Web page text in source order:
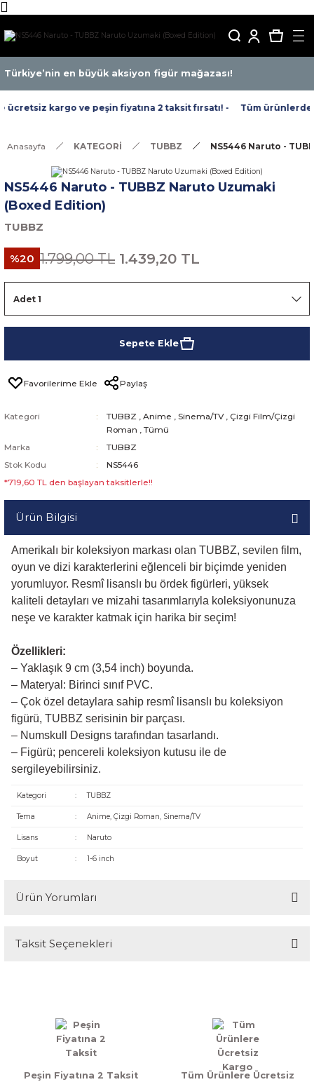
Türkiye’nin en büyük aksiyon figür mağazası!
kargo ve peşin fiyatına 2 taksit fırsatı! - Tüm ürünlerde
Anasayfa KATEGORİ TUBBZ NS5446 Naruto -
NS5446 Naruto - TUBBZ Naruto Uzumaki
(Boxed Edition)
TUBBZ
%20 1.799,00 TL 1.439,20 TL
Sepete Ekle
Paylaş
Kategori TUBBZ , Anime , Sinema/TV , Çizgi Film/Çizgi
Roman , Tümü
Marka
TUBBZ
Stok Kodu
NS5446
*719,60 TL den başlayan taksitlerle!!
Ürün Bilgisi
Amerikalı bir koleksiyon markası olan TUBBZ, sevilen film,
oyun ve dizi karakterlerini eğlenceli bir biçimde yeniden
yorumluyor. Resmî lisanslı bu ördek figürleri, yüksek
kaliteli detayları ve mizahi tasarımlarıyla koleksiyonunuza
neşe ve karakter katmak için harika bir seçim!
Özellikleri:
– Yaklaşık 9 cm (3,54 inch) boyunda.
– Materyal: Birinci sınıf PVC.
– Çok özel detaylara sahip resmî lisanslı bu koleksiyon
figürü, TUBBZ serisinin bir parçası.
– Numskull Designs tarafından tasarlandı.
– Figürü; pencereli koleksiyon kutusu ile de
sergileyebilirsiniz.
Kategori : TUBBZ
Tema : Anime, Çizgi Roman, Sinema/TV
Lisans : Naruto
Boyut : 1-6 inch
Ürün Yorumları
Bu ürüne ilk yorumu siz yapın!
Taksit Seçenekleri
Peşin Fiyatına 2 Taksit
Tüm Ürünlere Ücretsiz